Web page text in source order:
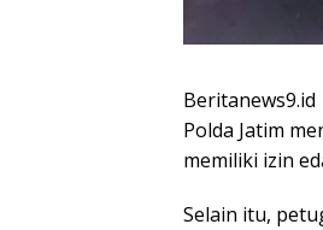
Polda Jatim
memiliki izin
Selain itu,